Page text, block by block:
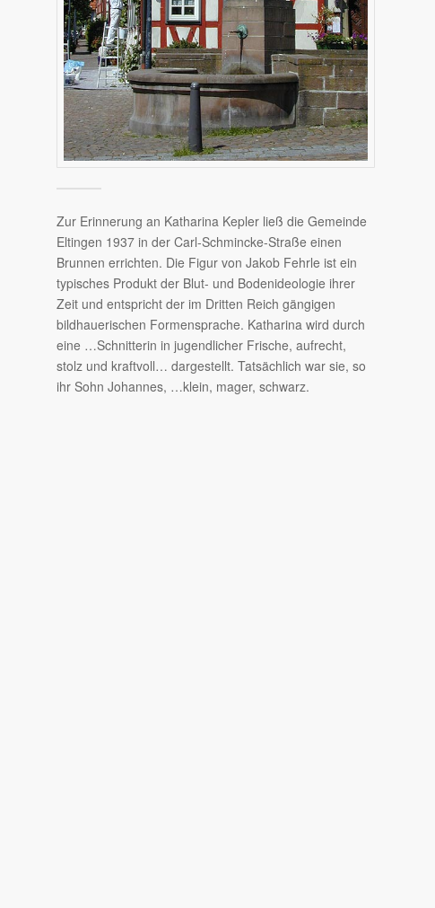
Zur Erinnerung an Katharina Kepler ließ die Gemeinde
Eltingen 1937 in der Carl-Schmincke-Straße einen
Brunnen errichten. Die Figur von Jakob Fehrle ist ein
typisches Produkt der Blut- und Bodenideologie ihrer
Zeit und entspricht der im Dritten Reich gängigen
bildhauerischen Formensprache. Katharina wird durch
eine …Schnitterin in jugendlicher Frische, aufrecht,
stolz und kraftvoll… dargestellt. Tatsächlich war sie, so
ihr Sohn Johannes, …klein, mager, schwarz.